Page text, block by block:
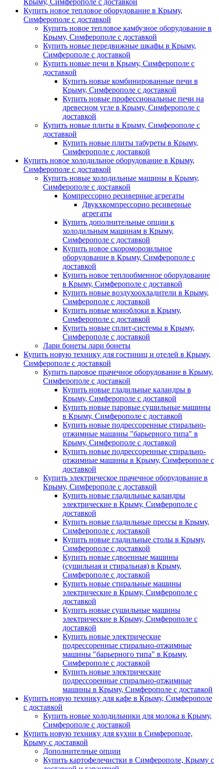
Крыму, Симферополе с доставкой
Купить новое тепловое оборудование в Крыму,
Симферополе с доставкой
Купить новое тепловое камбузное оборудование в
Крыму, Симферополе с доставкой
Купить новые передвижные шкафы в Крыму,
Симферополе с доставкой
Купить новые печи в Крыму, Симферополе с
доставкой
Купить новые комбинированные печи в
Крыму, Симферополе с доставкой
Купить новые профессиональные печи на
древесном угле в Крыму, Симферополе с
доставкой
Купить новые плиты в Крыму, Симферополе с
доставкой
Купить новые плиты табуреты в Крыму,
Симферополе с доставкой
Купить новое холодильное оборудование в Крыму,
Симферополе с доставкой
Купить новые холодильные машины в Крыму,
Симферополе с доставкой
Компрессорно ресиверные агрегаты
Двукхкомпрессорно ресиверные
агрегаты
Купить дополнительные опции к
холодильным машинам в Крыму,
Симферополе с доставкой
Купить новое скороморозильное
оборудование в Крыму, Симферополе с
доставкой
Купить новое теплообменное оборудование
в Крыму, Симферополе с доставкой
Купить новые воздухоохладители в Крыму,
Симферополе с доставкой
Купить новые моноблоки в Крыму,
Симферополе с доставкой
Купить новые сплит-системы в Крыму,
Симферополе с доставкой
Лари бонеты лари бонеты
Купить новую технику для гостиниц и отелей в Крыму,
Симферополе с доставкой
Купить паровое прачечное оборудование в Крыму,
Симферополе с доставкой
Купить новые гладильные каландры в
Крыму, Симферополе с доставкой
Купить новые паровые сушильные машины
в Крыму, Симферополе с доставкой
Купить новые подрессоренные стирально-
отжимные машины "барьерного типа" в
Крыму, Симферополе с доставкой
Купить новые подрессоренные стирально-
отжимные машины в Крыму, Симферополе с
доставкой
Купить электрическое прачечное оборудование в
Крыму, Симферополе с доставкой
Купить новые гладильные каландры
электрические в Крыму, Симферополе с
доставкой
Купить новые гладильные прессы в Крыму,
Симферополе с доставкой
Купить новые гладильные столы в Крыму,
Симферополе с доставкой
Купить новые сдвоенные машины
(сушильная и стиральная) в Крыму,
Симферополе с доставкой
Купить новые стиральные машины
электрические в Крыму, Симферополе с
доставкой
Купить новые сушильные машины
электрические в Крыму, Симферополе с
доставкой
Купить новые электрические
подрессоренные стирально-отжимные
машины "барьерного типа" в Крыму,
Симферополе с доставкой
Купить новые электрические
подрессоренные стирально-отжимные
машины в Крыму, Симферополе с доставкой
Купить новую технику для кафе в Крыму, Симферополе
с доставкой
Купить новые холодильники для молока в Крыму,
Симферополе с доставкой
Купить новую технику для кухни в Симферополе,
Крыму с доставкой
Дополнителные опции
Купить картофелечистки в Симферополе, Крыму с